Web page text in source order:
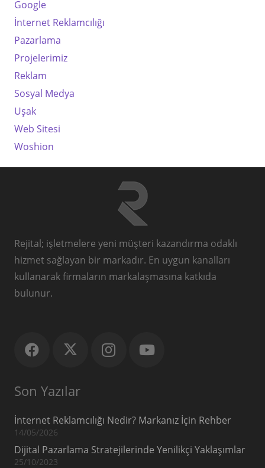
Google
İnternet Reklamcılığı
Pazarlama
Projelerimiz
Reklam
Sosyal Medya
Uşak
Web Sitesi
Woshion
Rejital; işletmelere yeni müşteri kazandırma odaklı
hizmet sağlayan bir markadır. En uygun kanalları
kullanarak firmaların markalaşmasına katkıda
bulunur.
Son Yazılar
İnternet Reklamcılığı Nedir? Markanız İçin Rehber
14/05/2026
Dijital Pazarlama Stratejilerinde Yenilikçi Yaklaşımlar
25/10/2023